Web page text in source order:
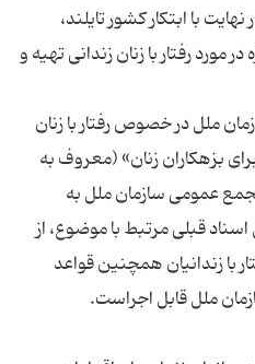
با ابتکار کشور تایلند،
رفتار با زنان زندانی تهیه و
ملل در خصوص رفتار با زنان
بزهکاران زنان» (معروف به
در سال ۲۰۱۱ در مجمع عمومی سازمان ملل به
قبلی مرتبط با موضوع، از
با زندانیان همچنین قواعد